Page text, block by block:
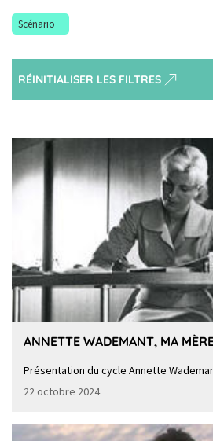
Scénario
RÉINITIALISER LES FILTRES
ANNETTE WADEMANT, MA
Présentation du cycle Annette
22 octobre 2024